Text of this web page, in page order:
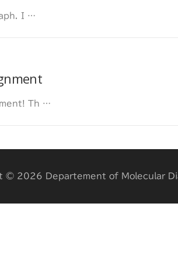
I …
Th …
© 2026 Departement of Molecular